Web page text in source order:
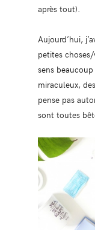
après tout).
Aujourd’hui,
petites
sens
miraculeux,
pense pas
sont toutes